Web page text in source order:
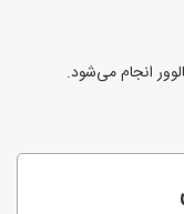
انجام‌ می‌شود.